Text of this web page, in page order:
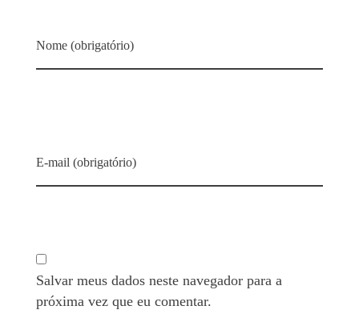
Nome (obrigatório)
E-mail (obrigatório)
Salvar meus dados neste navegador para a
próxima vez que eu comentar.